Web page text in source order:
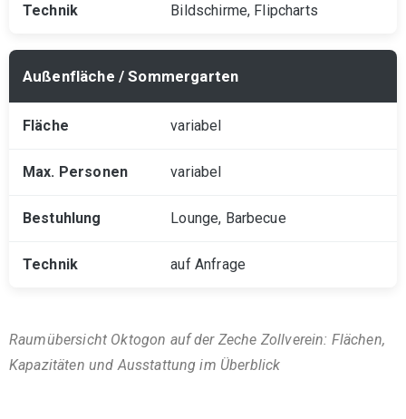
Bildschirme, Flipcharts
Außenfläche / Sommergarten
variabel
variabel
Lounge, Barbecue
auf Anfrage
Raumübersicht Oktogon auf der Zeche Zollverein: Flächen,
Kapazitäten und Ausstattung im Überblick